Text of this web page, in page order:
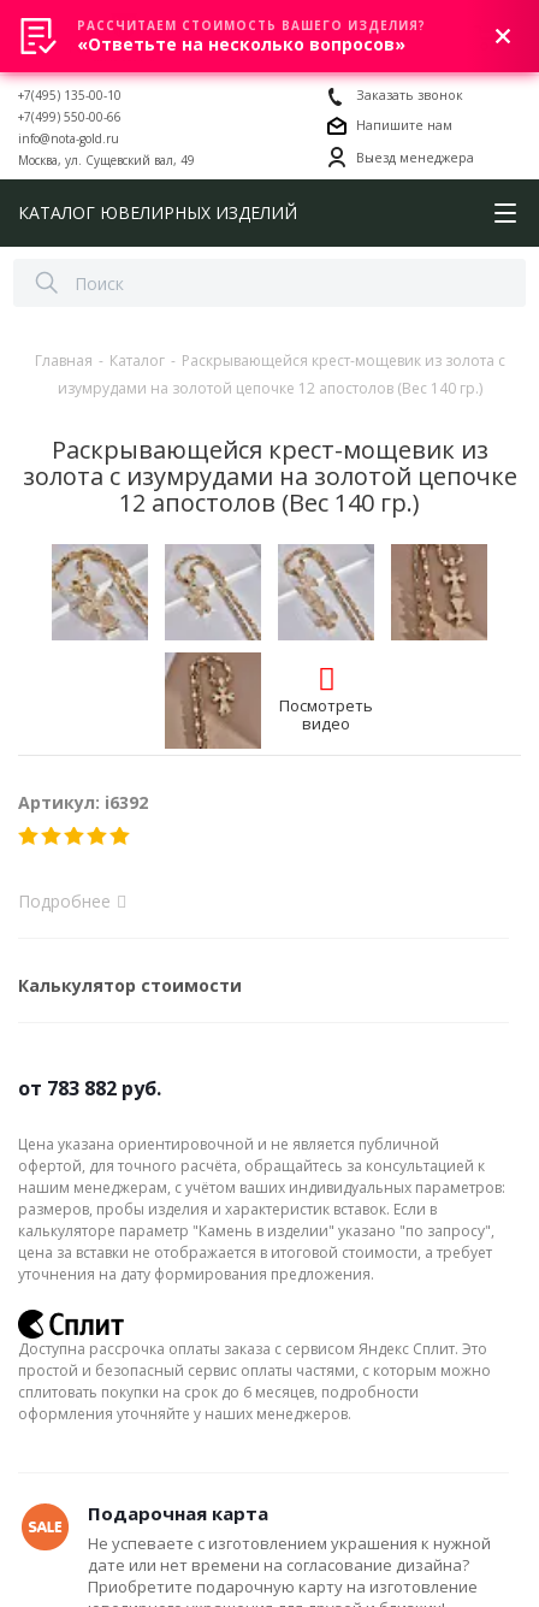
0
+7(495) 135-00-10
+7(499) 550-00-66
info@nota-gold.ru
Москва, ул. Сущевский вал, 49
Заказать звонок
Напишите нам
Выезд менеджера
КАТАЛОГ ЮВЕЛИРНЫХ ИЗДЕЛИЙ
Главная - Каталог - Раскрывающейся крест-мощевик из золота с
изумрудами на золотой цепочке 12 апостолов (Вес 140 гр.)
Раскрывающейся крест-мощевик из
золота с изумрудами на золотой цепочке
12 апостолов (Вес 140 гр.)
Посмотреть
видео
Артикул: i6392
Подробнее
Калькулятор стоимости
от 783 882 руб.
Цена указана ориентировочной и не является публичной
офертой, для точного расчёта, обращайтесь за консультацией к
нашим менеджерам, с учётом ваших индивидуальных параметров:
размеров, пробы изделия и характеристик вставок. Если в
калькуляторе параметр "Камень в изделии" указано "по запросу",
цена за вставки не отображается в итоговой стоимости, а требует
уточнения на дату формирования предложения.
Доступна рассрочка оплаты заказа с сервисом Яндекс Сплит. Это
простой и безопасный сервис оплаты частями, с которым можно
сплитовать покупки на срок до 6 месяцев, подробности
оформления уточняйте у наших менеджеров.
Подарочная карта
Не успеваете с изготовлением украшения к нужной
дате или нет времени на согласование дизайна?
Приобретите подарочную карту на изготовление
РАССЧИТАЕМ СТОИМОСТЬ ВАШЕГО ИЗДЕЛИЯ?
«Ответьте на несколько вопросов»